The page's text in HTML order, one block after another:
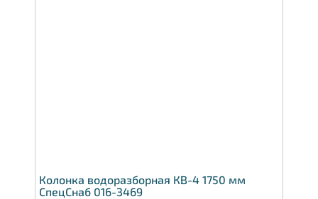
Колонка водоразборная КВ-4 1750 мм
СпецСнаб 016-3469